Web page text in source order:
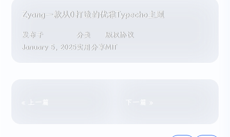
Zyang一款从0打造的优雅Typecho主题
发布于
January 5, 2025
分类
实用分享
版权协议
MIT
« 上一篇 下一篇 »